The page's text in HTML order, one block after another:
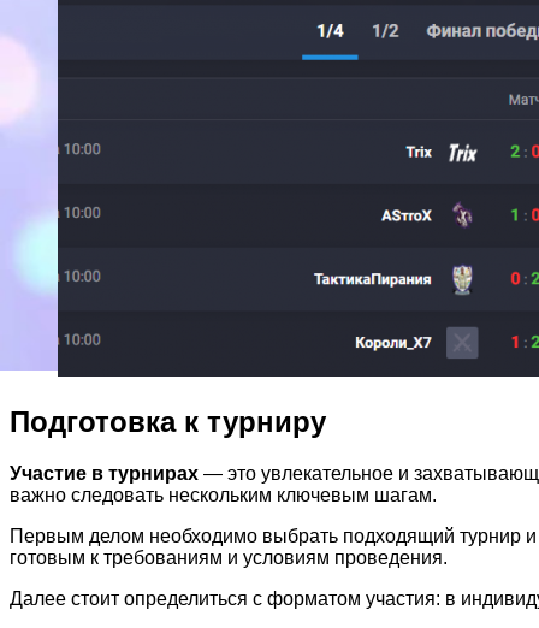
Подготовка к турниру
Участие в турнирах — это увлекательное и
важно следовать нескольким ключевым шагам.
Первым делом необходимо выбрать подходящий турнир
готовым к требованиям и условиям проведения.
Далее стоит определиться с форматом участия: в